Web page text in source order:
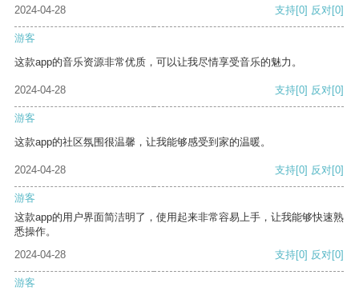
2024-04-28 支持[0] 反对[0]
游客
这款app的音乐资源非常优质，可以让我尽情享受音乐的魅力。
2024-04-28 支持[0] 反对[0]
游客
这款app的社区氛围很温馨，让我能够感受到家的温暖。
2024-04-28 支持[0] 反对[0]
游客
这款app的用户界面简洁明了，使用起来非常容易上手，让我能够快速熟
悉操作。
2024-04-28
支持[0] 反对[0]
游客